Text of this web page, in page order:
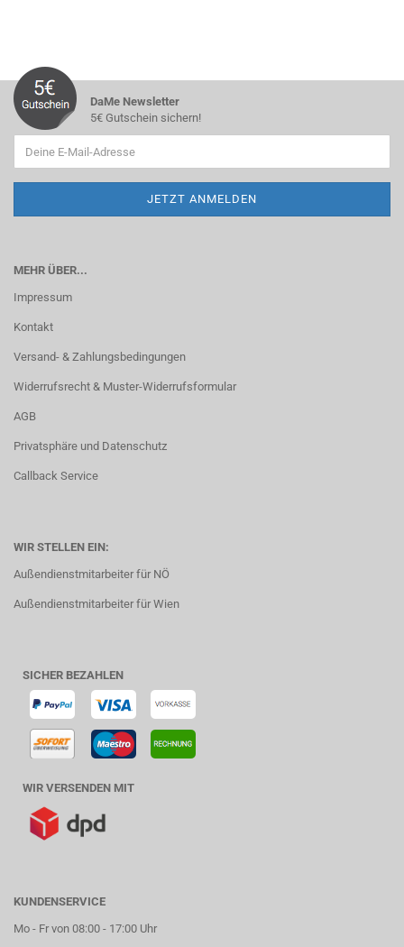
DaMe Newsletter
5€ Gutschein sichern!
MEHR ÜBER...
Impressum
Kontakt
Versand- & Zahlungsbedingungen
Widerrufsrecht & Muster-Widerrufsformular
AGB
Privatsphäre und Datenschutz
Callback Service
WIR STELLEN EIN:
Außendienstmitarbeiter für NÖ
Außendienstmitarbeiter für Wien
SICHER BEZAHLEN
WIR VERSENDEN MIT
KUNDENSERVICE
Mo - Fr von 08:00 - 17:00 Uhr